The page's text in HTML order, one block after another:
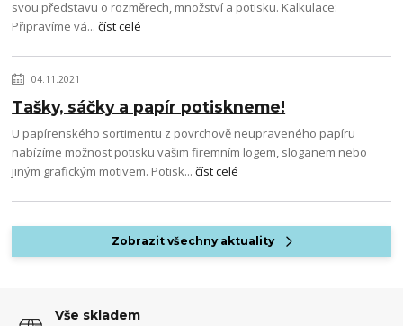
svou představu o rozměrech, množství a potisku. Kalkulace:
Připravíme vá...číst celé
04.11.2021
Tašky, sáčky a papír potiskneme!
U papírenského sortimentu z povrchově neupraveného papíru
nabízíme možnost potisku vašim firemním logem, sloganem nebo
jiným grafickým motivem. Potisk...číst celé
Zobrazit všechny aktuality
Vše skladem